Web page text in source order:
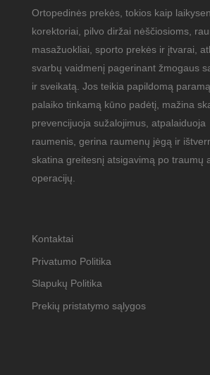
Ortopedinės prekės, tokios kaip
korektoriai, pilvo diržai nėščiosioms,
masažuokliai, sporto prekės ir įtvarai,
svarbų vaidmenį pagerinant žmogaus
ir sveikatą. Jos teikia papildomą paramą,
palaiko tinkamą kūno padėtį, mažina
prevencijuoja sužalojimus, atpalaiduoja
raumenis, gerina raumenų jėgą ir
skatina greitesnį atsigavimą po traumų
operacijų.
Kontaktai
Privatumo Politika
Slapukų Politika
Prekių pristatymo sąlygos